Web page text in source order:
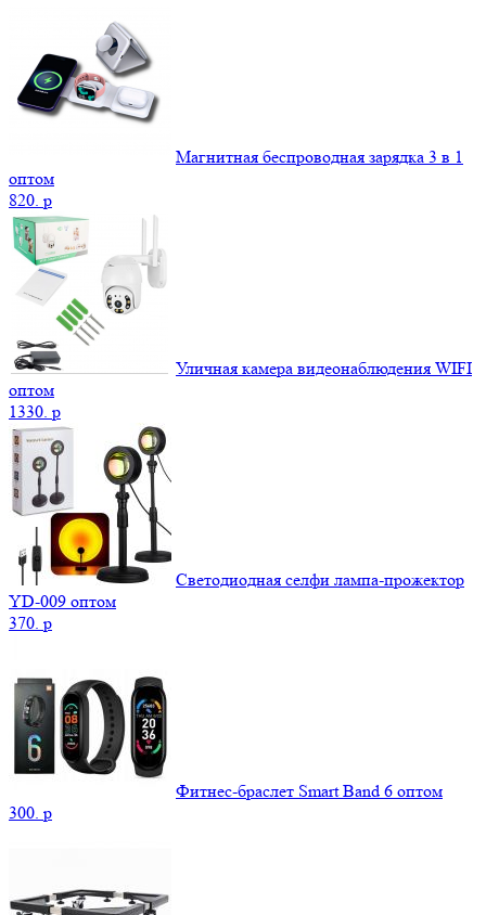
Магнитная беспроводная зарядка 3 в 1
оптом
820. p
Уличная камера видеонаблюдения WIFI
оптом
1330. p
Светодиодная селфи лампа-прожектор
YD-009 оптом
370. p
Фитнес-браслет Smart Band 6 оптом
300. p